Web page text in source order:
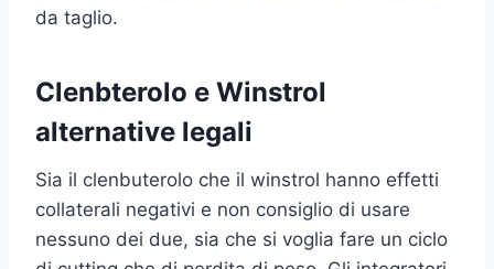
da taglio.
Clenbterolo e Winstrol
alternative legali
Sia il clenbuterolo che il winstrol hanno effetti
collaterali negativi e non consiglio di usare
nessuno dei due, sia che si voglia fare un ciclo